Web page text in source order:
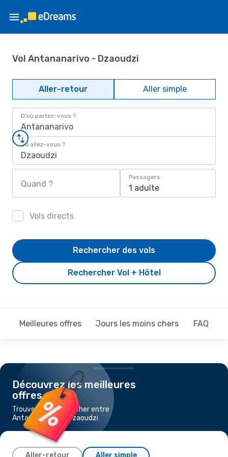
Vol Antananarivo - Dzaoudzi
Aller-retour Aller simple
D'où partez-vous ?
Antananarivo
Où allez-vous ?
Dzaoudzi
Quand ?
Passagers
1 adulte
Vols directs
Rechercher Vol + Hôtel
Rechercher des vols
Meilleures offres Jours les moins chers FAQ
Découvrez les meilleures
offres
Trouvez un vol pas cher entre
Antananarivo et Dzaoudzi
Aller-retour Aller simple